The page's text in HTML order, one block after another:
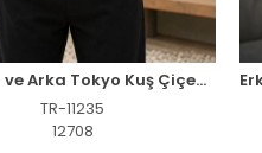
Erkek Ön ve Arka Tokyo Kuş Çiçek Baskılı Oversize T-Shirt - Ekru
TR-11235
12708